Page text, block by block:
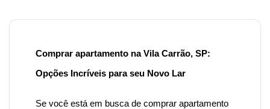
Comprar apartamento na Vila Carrão, SP:
Opções Incríveis para seu Novo Lar
Se você está em busca de comprar apartamento